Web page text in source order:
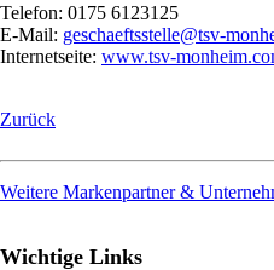
Telefon: 0175 6123125
E-Mail: geschaeftsstelle@tsv-
Internetseite: www.tsv-
Zurück
Weitere Markenpartner &
Wichtige Links